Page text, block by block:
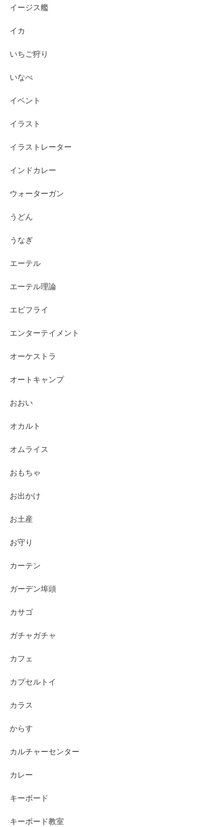
イージス艦
イカ
いちご狩り
いなべ
イベント
イラスト
イラストレーター
インドカレー
ウォーターガン
うどん
うなぎ
エーテル
エーテル理論
エビフライ
エンターテイメント
オーケストラ
オートキャンプ
おおい
オカルト
オムライス
おもちゃ
お出かけ
お土産
お守り
カーテン
ガーデン埠頭
カサゴ
ガチャガチャ
カフェ
カプセルトイ
カラス
からす
カルチャーセンター
カレー
キーボード
キーボード教室